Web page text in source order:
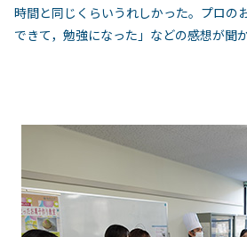
時間と同じくらいうれしかった。プロの
できて，勉強になった」などの感想が聞